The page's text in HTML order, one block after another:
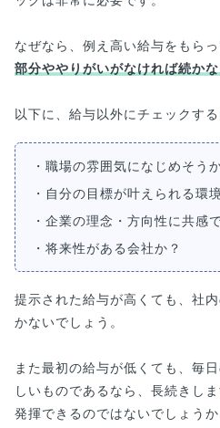
なぜなら、例え高い給与をもらっ
部分ややりがいがなければ続か
以下に、給与以外にチェックす
・職場の雰囲気になじめそう
・自分の目標が叶えられる環
・企業の理念・方向性に共感
・将来性がある会社か？
提示された給与が高くても、社
かないでしょう。
また最初の給与が低くても、毎
しいものであるなら、長続きし
発揮できるのではないでしょうか